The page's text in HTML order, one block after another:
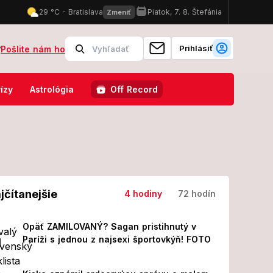
vysoké teploty: SHMÚ vydala výstrahy pre viacero okresov
Pošlite nám ho Prihlásiť
Astrológia Off Record
4 hodiny 72 hodín
Opäť ZAMILOVANÝ? Sagan pristihnutý v
Paríži s jednou z najsexi športovkýň! FOTO